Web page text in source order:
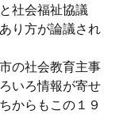
社会福祉協議
り方が論議され
の社会教育主事
いろ情報が寄せ
からもこの１９